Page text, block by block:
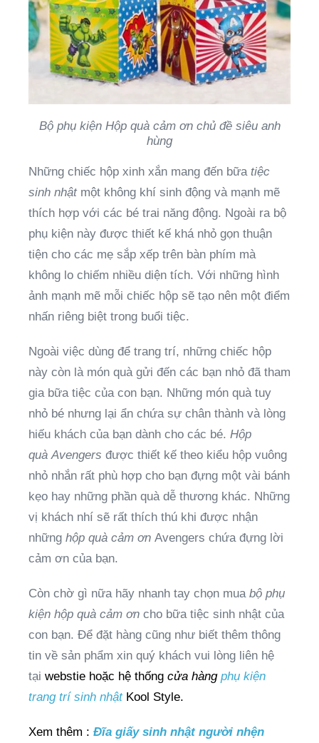
Bộ phụ kiện Hộp quà cảm ơn chủ đề siêu anh
hùng
Những chiếc hộp xinh xắn mang đến bữa tiệc
sinh nhậtmột không khí sinh động và mạnh mẽ
thích hợp với các bé trai năng động. Ngoài ra bộ
phụ kiện này được thiết kế khá nhỏ gọn thuận
tiện cho các mẹ sắp xếp trên bàn phím mà
không lo chiếm nhiều diện tích. Với những hình
ảnh mạnh mẽ mỗi chiếc hộp sẽ tạo nên một điểm
nhấn riêng biệt trong buổi tiệc.
Ngoài việc dùng để trang trí, những chiếc hộp
này còn là món quà gửi đến các bạn nhỏ đã tham
gia bữa tiệc của con bạn. Những món quà tuy
nhỏ bé nhưng lại ẩn chứa sự chân thành và lòng
hiếu khách của bạn dành cho các bé. Hộp
quàAvengers được thiết kế theo kiểu hộp vuông
nhỏ nhắn rất phù hợp cho bạn đựng một vài bánh
kẹo hay những phần quà dễ thương khác. Những
vị khách nhí sẽ rất thích thú khi được nhận
những hộp quà cảm ơn Avengers chứađựng lời
cảm ơn của bạn.
Còn chờ gì nữa hãy nhanh tay chọn mua bộ phụ
kiện hộp quà cảm ơn cho bữa tiệc sinh nhật của
con bạn. Để đặt hàng cũng như biết thêm thông
tin về sản phẩm xin quý khách vui lòng liên hệ
tại webstie hoặc hệ thống cửa hàngphụ kiện
trang trí sinh nhật Kool Style.
Xem thêm : Đĩa giấy sinh nhật người nhện